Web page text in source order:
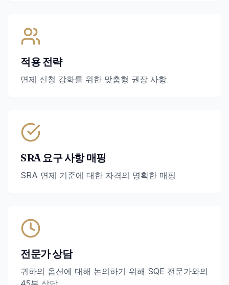
적용 전략
면제 신청 강화를 위한 맞춤형 권장 사항
SRA 요구 사항 매핑
SRA 면제 기준에 대한 자격의 명확한 매핑
전문가 상담
귀하의 옵션에 대해 논의하기 위해 SQE 전문가와의